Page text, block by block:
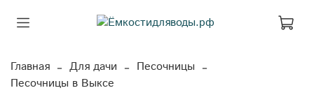
Главная Для дачи
Песочницы
Песочницы в Выксе